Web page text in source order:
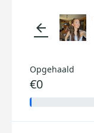
arrow_back
Opgehaald
€0